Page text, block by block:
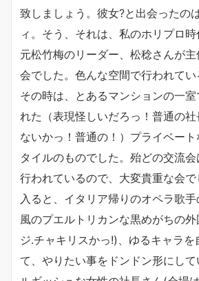
致しましょう。彼女?と出会ったの
ィ。そう、それは、私のホリプロ時
元松竹梅のリーダー、松稔さんが
会でした。色んな空間で行われてい
その時は、とあるマンションの一
れた（表現怪しいだろっ！普通の
ないかっ！普通の！）プライベー
タイルのものでした。殆どの交流
行われているので、大変貴重な会
入ると、イタリア帰りのオペラ歌
風のプエルトリカンな黒めがちの
ジ.チャキリスかっ!)、ゆるキャラを
て、やりたい事をドンドン形にし